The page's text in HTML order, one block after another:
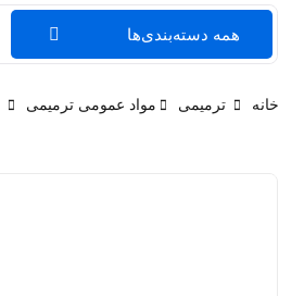
همه دسته‌بندی‌ها
خانه ترمیمی مواد عمومی ترمیمی